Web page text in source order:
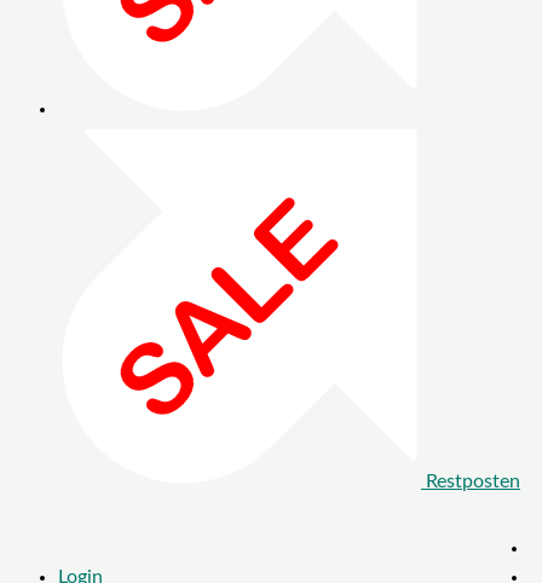
Restposten
Login